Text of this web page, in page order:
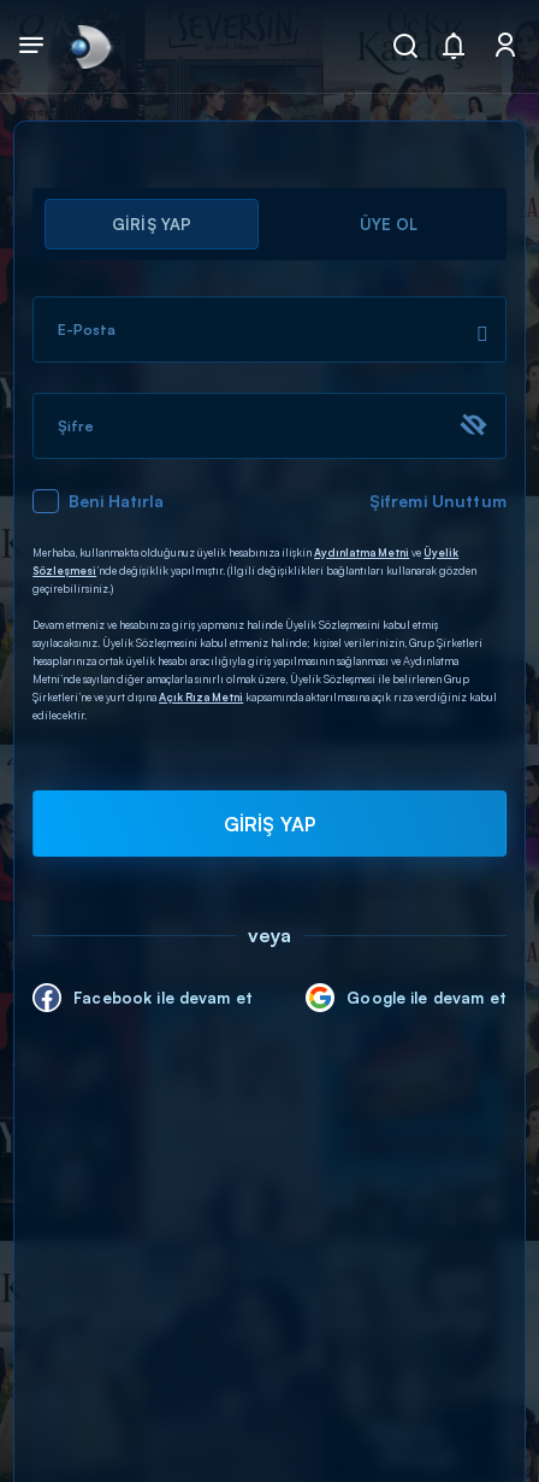
Arama
ARAMA SONUÇLARI
DİĞER SONUÇLAR
GİRİŞ YAP ÜYE OL
E-Posta
Şifre
Beni Hatırla Şifremi Unuttum
Merhaba, kullanmakta olduğunuz üyelik hesabınıza ilişkinAydınlatma Metni veÜyelik
Sözleşmesi’nde değişiklik yapılmıştır. (İlgili değişiklikleri bağlantıları kullanarak gözden
geçirebilirsiniz.)
Devam etmeniz ve hesabınıza giriş yapmanız halinde Üyelik Sözleşmesini kabul etmiş
sayılacaksınız. Üyelik Sözleşmesini kabul etmeniz halinde; kişisel verilerinizin, Grup Şirketleri
hesaplarınıza ortak üyelik hesabı aracılığıyla giriş yapılmasının sağlanması ve Aydınlatma
Metni’nde sayılan diğer amaçlarla sınırlı olmak üzere, Üyelik Sözleşmesi ile belirlenen Grup
Şirketleri’ne ve yurt dışınaAçık Rıza Metni kapsamında aktarılmasına açık rıza verdiğiniz kabul
edilecektir.
GİRİŞ YAP
veya
Facebook ile devam et Google ile devam et